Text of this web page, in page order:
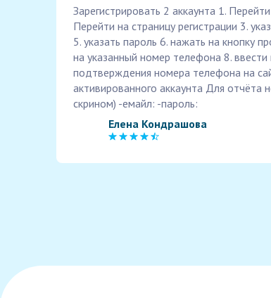
Зарегистрировать 2 аккаунта 1.
Перейти на страницу регистрации 3.
5. указать пароль 6. нажать на кнопку
на указанный номер телефона 8.
подтверждения номера телефона на
активированного аккаунта Для
скрином) -емайл: -пароль:
Елена Кондрашова